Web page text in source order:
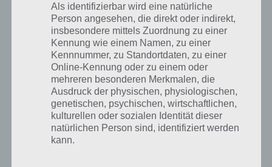
Hinweis: Es kann sein, dass der Entwickler einzelne Lösungen von
Buch der Rätsel ändert. Sollte euch diesbzgl. etwas auffallen, so
meldet euch einfach in den Kommentaren und wir korrigieren
unsere Lösung dementsprechend.
Auf WhatsApp teilen Teilen auf Facebook
Tweet auf Twitter
Als identifizierbar wird eine natürliche
Person angesehen, die direkt oder indirekt,
insbesondere mittels Zuordnung zu einer
Kennung wie einem Namen, zu einer
Kennnummer, zu Standortdaten, zu einer
Online-Kennung oder zu einem oder
mehreren besonderen Merkmalen, die
Ausdruck der physischen, physiologischen,
genetischen, psychischen, wirtschaftlichen,
kulturellen oder sozialen Identität dieser
natürlichen Person sind, identifiziert werden
kann.